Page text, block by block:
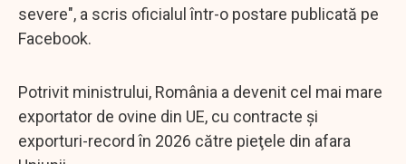
severe", a scris oficialul într-o postare publicată pe
Facebook.
Potrivit ministrului, România a devenit cel mai mare
exportator de ovine din UE, cu contracte şi
exporturi-record în 2026 către pieţele din afara